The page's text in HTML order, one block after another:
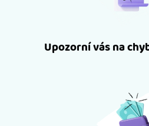
Upozorní vás na